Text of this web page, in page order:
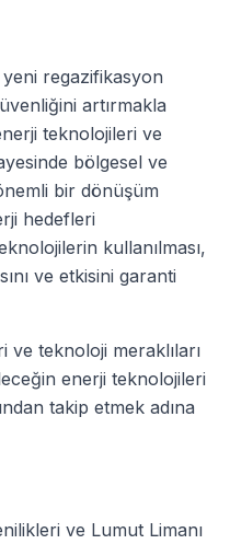
regazifikasyon
artırmakla
teknolojileri ve
bölgesel ve
bir dönüşüm
hedefleri
kullanılması,
ve etkisini garanti
teknoloji meraklıları
enerji teknolojileri
takip etmek adına
ve Lumut Limanı